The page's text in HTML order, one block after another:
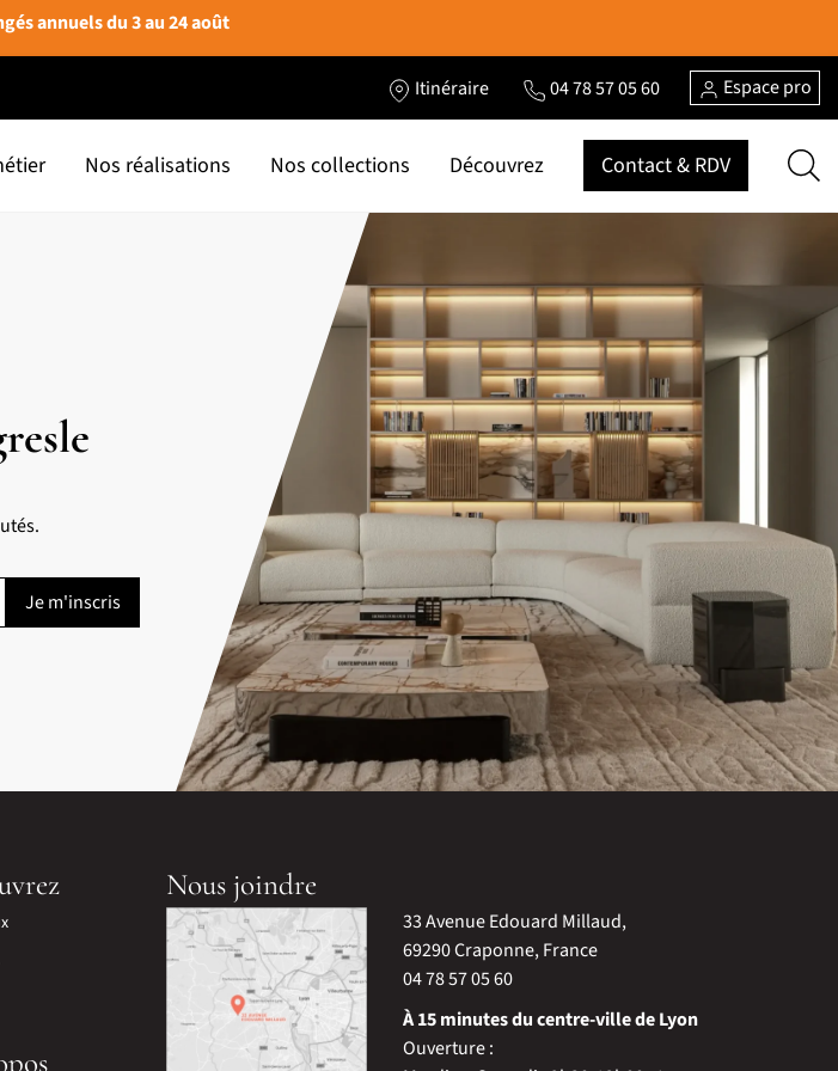
annuels du 3 au 24 août
Itinéraire 04 78 57 05 60 Espace pro
Nos réalisations Nos collections Découvrez Contact & RDV
Nous joindre
33 Avenue Edouard Millaud,
69290 Craponne, France
04 78 57 05 60
À 15 minutes du centre-ville de Lyon
Ouverture :